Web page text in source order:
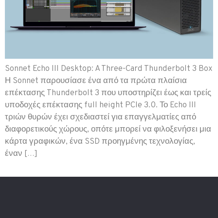
Sonnet Echo III Desktop: A Three-Card Thunderbolt 3 Box
Η Sonnet παρουσίασε ένα από τα πρώτα πλαίσια
επέκτασης Thunderbolt 3 που υποστηρίζει έως και τρείς
υποδοχές επέκτασης full height PCIe 3.0. Το Echo III
τριών θυρών έχει σχεδιαστεί για επαγγελματίες από
διαφορετικούς χώρους, οπότε μπορεί να φιλοξενήσει μια
κάρτα γραφικών, ένα SSD προηγμένης τεχνολογίας,
έναν […]